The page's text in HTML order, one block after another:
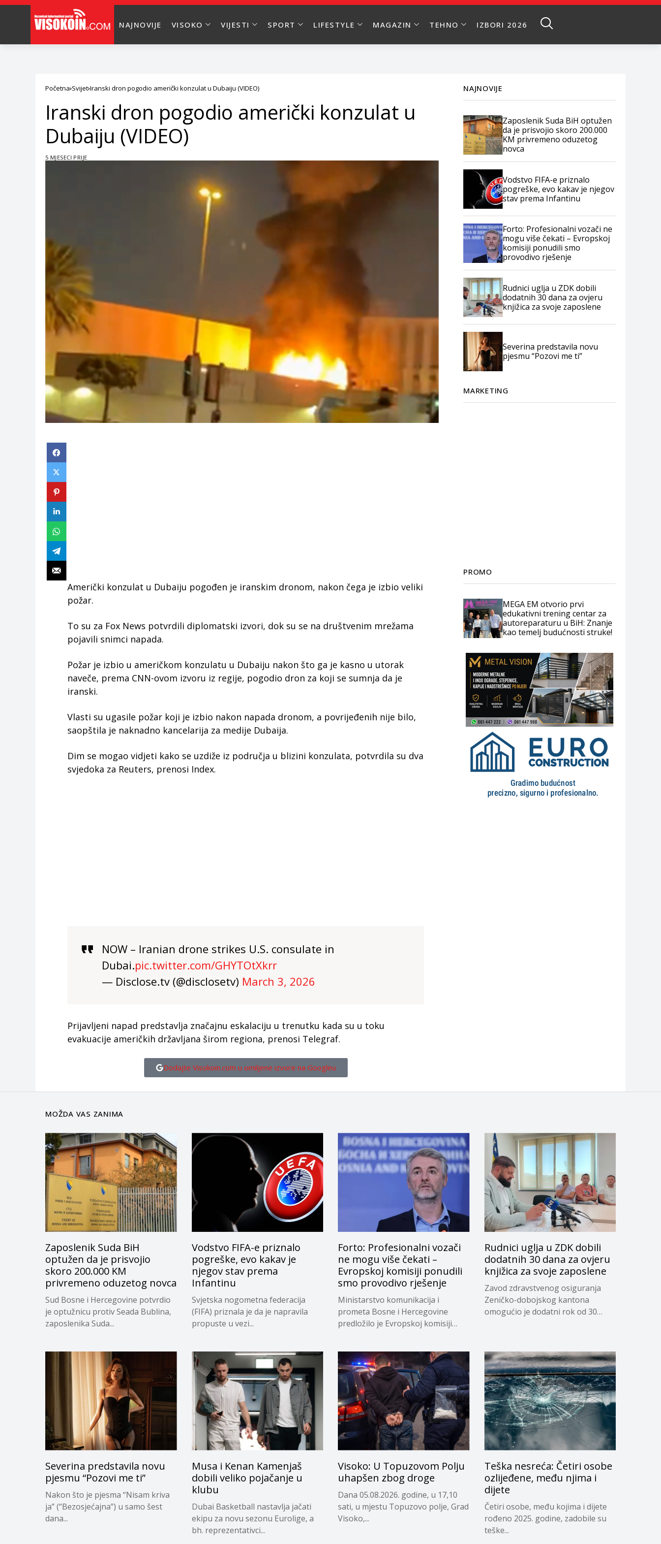
NAJNOVIJE VISOKO VIJESTI SPORT LIFESTYLE MAGAZIN TEHNO IZBORI 2026
Početna Svijet Iranski dron pogodio američki konzulat u Dubaiju (VIDEO)
Iranski dron pogodio američki konzulat u
Dubaiju (VIDEO)
5 MJESECI PRIJE
Američki konzulat u Dubaiju pogođen je iranskim dronom, nakon čega je izbio veliki
požar.
To su za Fox News potvrdili diplomatski izvori, dok su se na društvenim mrežama
pojavili snimci napada.
Požar je izbio u američkom konzulatu u Dubaiju nakon što ga je kasno u utorak
naveče, prema CNN-ovom izvoru iz regije, pogodio dron za koji se sumnja da je
iranski.
Vlasti su ugasile požar koji je izbio nakon napada dronom, a povrijeđenih nije bilo,
saopštila je naknadno kancelarija za medije Dubaija.
Dim se mogao vidjeti kako se uzdiže iz područja u blizini konzulata, potvrdila su dva
svjedoka za Reuters, prenosi Index.
NOW – Iranian drone strikes U.S. consulate in
Dubai.pic.twitter.com/GHYTOtXkrr
— Disclose.tv (@disclosetv) March 3, 2026
Prijavljeni napad predstavlja značajnu eskalaciju u trenutku kada su u toku
evakuacije američkih državljana širom regiona, prenosi Telegraf.
Dodajte Visokoin.com u omiljene izvore na Googleu
NAJNOVIJE
Zaposlenik Suda BiH optužen
da je prisvojio skoro 200.000
KM privremeno oduzetog
novca
Vodstvo FIFA-e priznalo
pogreške, evo kakav je njegov
stav prema Infantinu
Forto: Profesionalni vozači ne
mogu više čekati – Evropskoj
komisiji ponudili smo
provodivo rješenje
Rudnici uglja u ZDK dobili
dodatnih 30 dana za ovjeru
knjižica za svoje zaposlene
Severina predstavila novu
pjesmu “Pozovi me ti”
MARKETING
PROMO
MEGA EM otvorio prvi
edukativni trening centar za
autoreparaturu u BiH: Znanje
kao temelj budućnosti struke!
MOŽDA VAS ZANIMA
Zaposlenik Suda BiH
optužen da je prisvojio
skoro 200.000 KM
privremeno oduzetog novca
Sud Bosne i Hercegovine potvrdio
je optužnicu protiv Seada Bublina,
zaposlenika Suda...
Vodstvo FIFA-e priznalo
pogreške, evo kakav je
njegov stav prema
Infantinu
Svjetska nogometna federacija
(FIFA) priznala je da je napravila
propuste u vezi...
Forto: Profesionalni vozači
ne mogu više čekati –
Evropskoj komisiji ponudili
smo provodivo rješenje
Ministarstvo komunikacija i
prometa Bosne i Hercegovine
predložilo je Evropskoj komisiji
Rudnici uglja u ZDK dobili
dodatnih 30 dana za ovjeru
knjižica za svoje zaposlene
Zavod zdravstvenog osiguranja
Zeničko-dobojskog kantona
omogućio je dodatni rok od 30
Severina predstavila novu
pjesmu “Pozovi me ti”
Nakon što je pjesma “Nisam kriva
ja” (“Bezosjećajna”) u samo šest
dana...
Musa i Kenan Kamenjaš
dobili veliko pojačanje u
klubu
Dubai Basketball nastavlja jačati
ekipu za novu sezonu Eurolige, a
bh. reprezentativci...
Visoko: U Topuzovom Polju
uhapšen zbog droge
Dana 05.08.2026. godine, u 17,10
sati, u mjestu Topuzovo polje, Grad
Visoko,...
Teška nesreća: Četiri osobe
ozlijeđene, među njima i
dijete
Četiri osobe, među kojima i dijete
rođeno 2025. godine, zadobile su
teške...